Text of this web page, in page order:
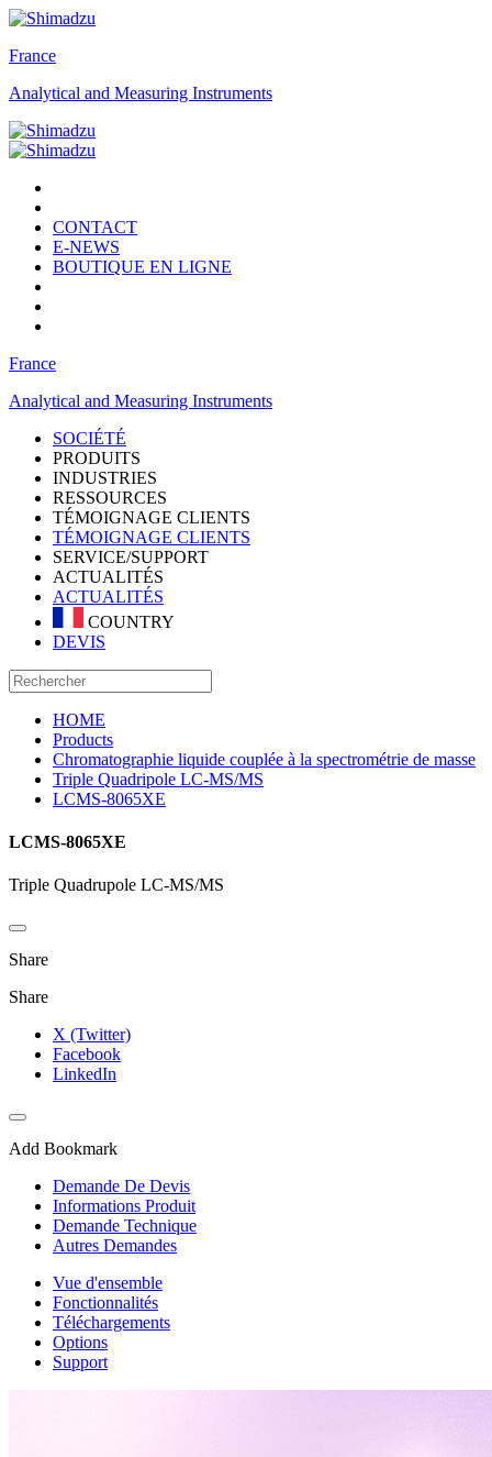
France
Analytical and Measuring Instruments
CONTACT
E-NEWS
BOUTIQUE EN LIGNE
France
Analytical and Measuring Instruments
SOCIÉTÉ
PRODUITS
INDUSTRIES
RESSOURCES
TÉMOIGNAGE CLIENTS
TÉMOIGNAGE CLIENTS
SERVICE/SUPPORT
ACTUALITÉS
ACTUALITÉS
COUNTRY
DEVIS
HOME
Products
Chromatographie liquide couplée à la spectrométrie de masse
Triple Quadripole LC-MS/MS
LCMS-8065XE
LCMS-8065XE
Triple Quadrupole LC-MS/MS
Share
Share
X (Twitter)
Facebook
LinkedIn
Add Bookmark
Demande De Devis
Informations Produit
Demande Technique
Autres Demandes
Vue d'ensemble
Fonctionnalités
Téléchargements
Options
Support